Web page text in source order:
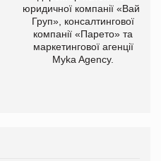
юридичної компанії «Вайз
Груп», консалтингової
компанії «Парето» та
маркетингової агенції
Myka Agency.